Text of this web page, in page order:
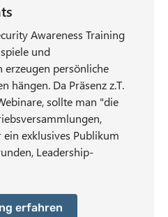
Awareness Training
und
erzeugen persönliche
hängen. Da Präsenz z.T.
sollte man "die
ein exklusives Publikum
Leadership-
erfahren